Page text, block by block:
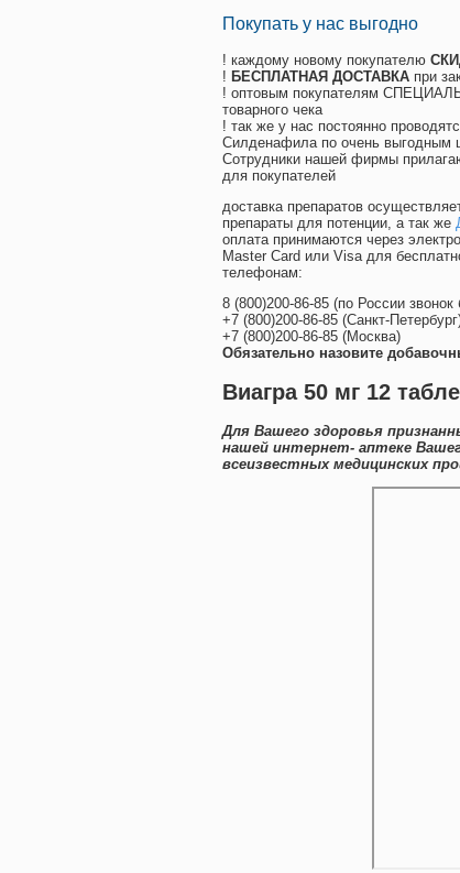
Покупать у нас выгодно
! каждому новому покупателю
! БЕСПЛАТНАЯ ДОСТАВКА при
! оптовым покупателям
товарного чека
! так же у нас постоянно
Силденафила по очень выгодным
Cотрудники нашей фирмы
для покупателей
доставка препаратов
препараты для потенции, а так же
оплата принимаются через
Master Card или Visa для
телефонам:
8 (800)200-86-85 (по России звонок
+7 (800)200-86-85 (Санкт-
+7 (800)200-86-85 (Москва)
Обязательно назовите
Виагра 50 мг 12
Для Вашего здоровья
нашей интернет- аптеке
всеизвестных медицинских